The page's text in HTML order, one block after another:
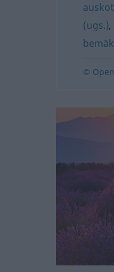
(ugs.),
©